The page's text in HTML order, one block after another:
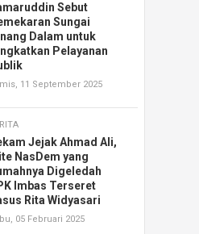
Sebut
Sungai
Dalam untuk
Pelayanan
11 September 2025
Jejak Ahmad Ali,
NasDem yang
Digeledah
Imbas Terseret
Rita Widyasari
05 Februari 2025